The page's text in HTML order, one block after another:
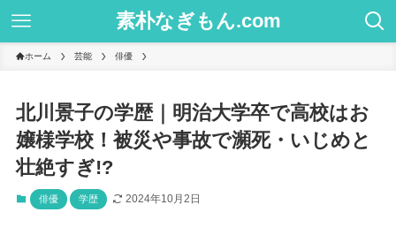
素朴なぎもん.com
ホーム 芸能 俳優
北川景子の学歴｜明治大学卒で高校はお
嬢様学校！被災や事故で瀕死・いじめと
壮絶すぎ!?
俳優 学歴 2024年10月2日